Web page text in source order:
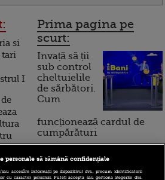
si
tari
I
Criza
Prima pagina pe
scurt:
Invață să ții
sub control
cheltuielile
de sărbători.
Cum
funcționează cardul de
cumpărături
Incont , site-ul Știrile Pro
personale să rămână confidențiale
accesăm informații pe dispozitivul dvs., precum identificatorii
cu caracter personal. Puteți accepta sau gestiona alegerile dvs.